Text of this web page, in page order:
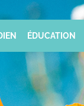
ÉDUCATION